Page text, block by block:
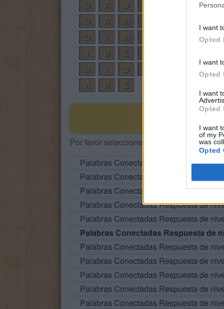
I want
Opted
I want
Opted
I want
Opted
I want
of my
was
Opted
D
A D
D
A M
D
M
D E
M
D
A
M E
Por favor seleccione los niveles:
Palabras Conectadas Respuesta de
Palabras Conectadas Respuesta de
Palabras Conectadas Respuesta de
Palabras Conectadas Respuesta de
Palabras Conectadas Respuesta de
Palabras Conectadas Respuesta de
Palabras Conectadas Respuesta de
Palabras Conectadas Respuesta de
Palabras Conectadas Respuesta de
Palabras Conectadas Respuesta de
Palabras Conectadas Respuesta de